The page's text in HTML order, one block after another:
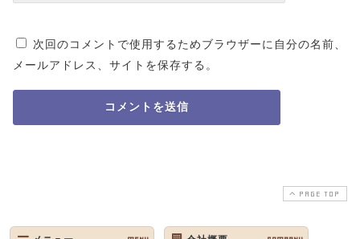
次回のコメントで使用するためブラウザーに自分の名前、
メールアドレス、サイトを保存する。
PAGE TOP